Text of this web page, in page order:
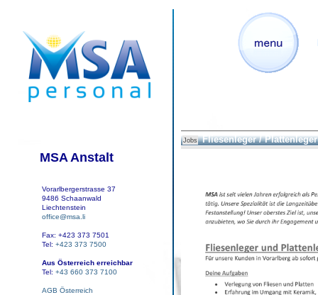
MSA Anstalt
Vorarlbergerstrasse 37
9486 Schaanwald
Liechtenstein
office@msa.li
Fax: +423 373 7501
Tel: +423 373 7500
Aus Österreich erreichbar
Tel: +43 660 373 7100
AGB Österreich
Jobs Fliesenleger / Plattenleger